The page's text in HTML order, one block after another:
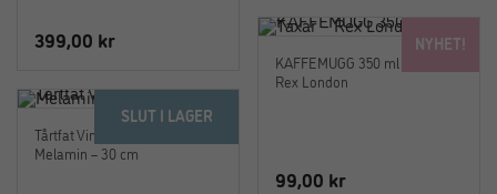
399,00 kr NYHET!
KAFFEMUGG 350 ml – Taxar –
Rex London
99,00 kr
SLUT I LAGER
Tårtfat Vintage Blå Large i
Melamin – 30 cm